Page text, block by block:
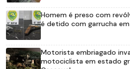
Homem é preso com
é detido com garrucha
Motorista embriagado
motociclista em estado